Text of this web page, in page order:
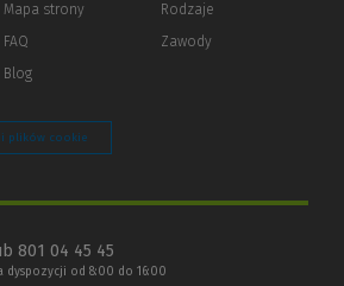
Mapa strony
FAQ
Blog
Rodzaje
Zawody
plików cookie
801 04 45 45
dyspozycji od 8:00 do 16:00